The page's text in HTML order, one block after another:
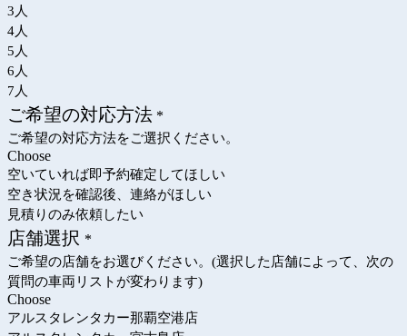
3人
4人
5人
6人
7人
ご希望の対応方法 *
ご希望の対応方法をご選択ください。
Choose
空いていれば即予約確定してほしい
空き状況を確認後、連絡がほしい
見積りのみ依頼したい
店舗選択 *
ご希望の店舗をお選びください。(選択した店舗によって、次の
質問の車両リストが変わります)
Choose
アルスタレンタカー那覇空港店